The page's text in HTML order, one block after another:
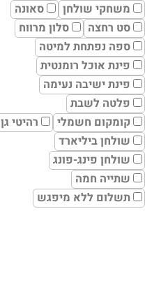
משחקי שולחן
סאונה
סט רחצה
סלון מרווח
ספה נפתחת למיטה
פינת אוכל רומנטית
פינת ישיבה נעימה
פלטה לשבת
קומקום חשמלי
רהיטי גן
שולחן ביליארד
שולחן פינג-פונג
שתייה חמה
תשלום ללא מיפגש